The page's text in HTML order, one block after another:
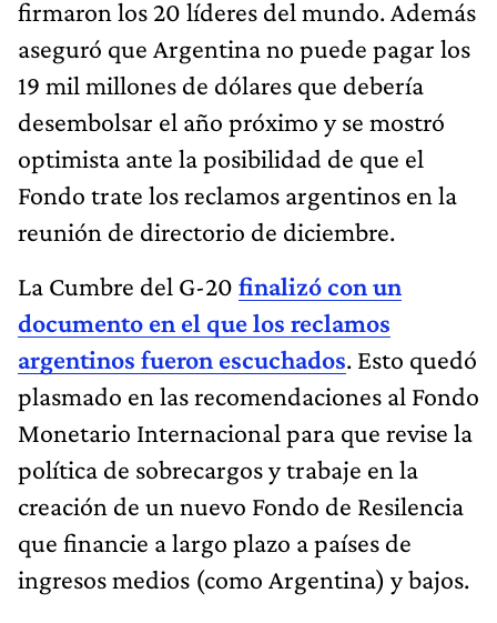
firmaron los 20 líderes del mundo. Además
aseguró que Argentina no puede pagar los
19 mil millones de dólares que debería
desembolsar el año próximo y se mostró
optimista ante la posibilidad de que el
Fondo trate los reclamos argentinos en la
reunión de directorio de diciembre.
La Cumbre del G-20 finalizó con un
documento en el que los reclamos
argentinos fueron escuchados. Esto quedó
plasmado en las recomendaciones al Fondo
Monetario Internacional para que revise la
política de sobrecargos y trabaje en la
creación de un nuevo Fondo de Resilencia
que financie a largo plazo a países de
ingresos medios (como Argentina) y bajos.